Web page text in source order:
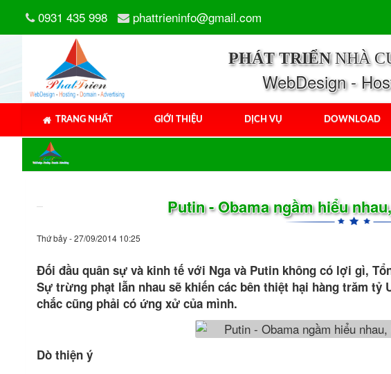
0931 435 998 phattrieninfo@gmail.com
PHÁT TRIỂNNHÀ
WebDesign -
TRANG NHẤT GIỚI THIỆU DỊCH VỤ DOWNLOAD
Putin - Obama ngầm hiểu
Thứ bảy - 27/09/2014 10:25
Đối đầu quân sự và kinh tế với Nga và Putin không có lợi gì,
Sự trừng phạt lẫn nhau sẽ khiến các bên thiệt hại hàng trăm tỷ
chắc cũng phải có ứng xử của mình.
Dò thiện ý